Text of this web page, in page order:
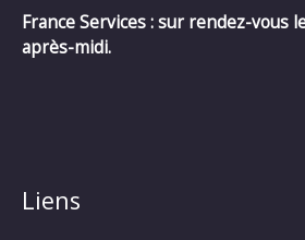
France Services : sur rendez-vous
après-midi.
Liens